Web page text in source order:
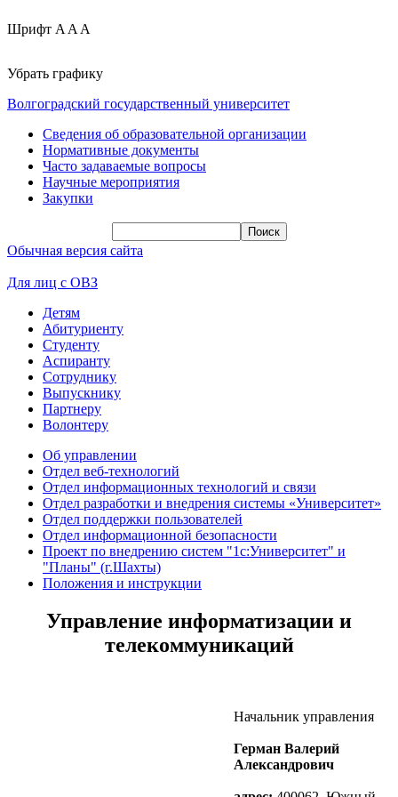
Шрифт A A A
Убрать графику
Волгоградский государственный университет
Сведения об образовательной организации
Нормативные документы
Часто задаваемые вопросы
Научные мероприятия
Закупки
Обычная версия сайта
Для лиц с ОВЗ
Детям
Абитуриенту
Студенту
Аспиранту
Сотруднику
Выпускнику
Партнеру
Волонтеру
Об управлении
Отдел веб-технологий
Отдел информационных технологий и связи
Отдел разработки и внедрения системы «Университет»
Отдел поддержки пользователей
Отдел информационной безопасности
Проект по внедрению систем "1с:Университет" и
"Планы" (г.Шахты)
Положения и инструкции
Управление информатизации и
телекоммуникаций
Начальник управления
Герман Валерий
Александрович